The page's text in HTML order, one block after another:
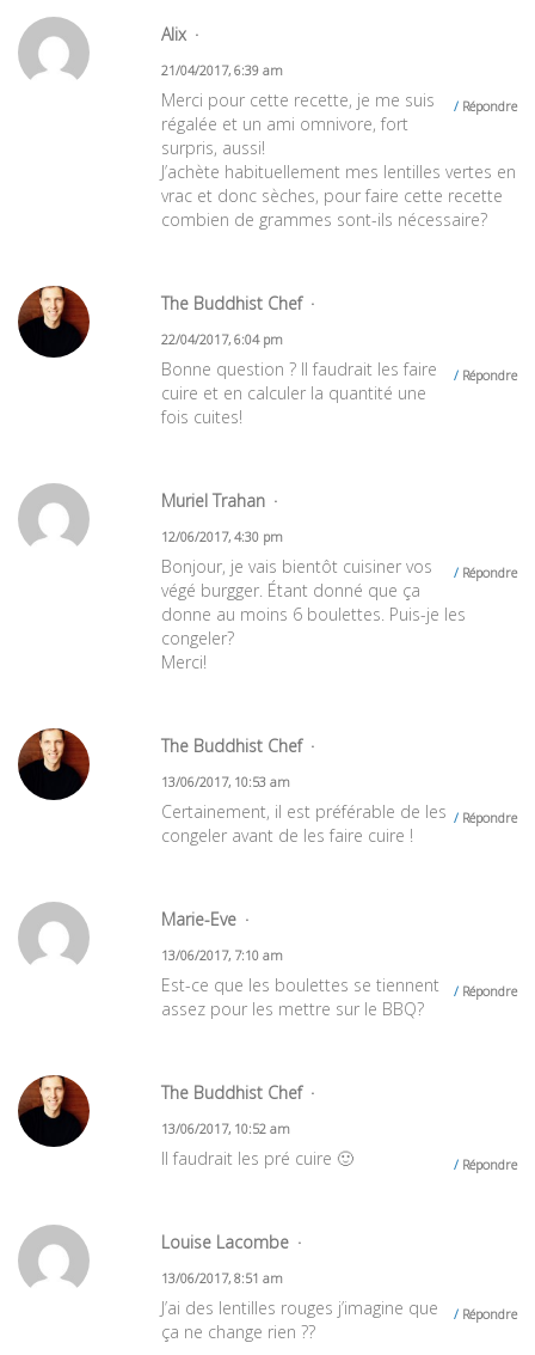
Alix
21/04/2017, 6:39 am
Répondre
Merci pour cette recette, je me suis
régalée et un ami omnivore, fort
surpris, aussi!
J’achète habituellement mes lentilles vertes en
vrac et donc sèches, pour faire cette recette
combien de grammes sont-ils nécessaire?
The Buddhist Chef
22/04/2017, 6:04 pm
Répondre
Bonne question ? Il faudrait les faire
cuire et en calculer la quantité une
fois cuites!
Muriel Trahan
12/06/2017, 4:30 pm
Répondre
Bonjour, je vais bientôt cuisiner vos
végé burgger. Étant donné que ça
donne au moins 6 boulettes. Puis-je les
congeler?
Merci!
The Buddhist Chef
13/06/2017, 10:53 am
Répondre
Certainement, il est préférable de les
congeler avant de les faire cuire !
Marie-Eve
13/06/2017, 7:10 am
Répondre
Est-ce que les boulettes se tiennent
assez pour les mettre sur le BBQ?
The Buddhist Chef
13/06/2017, 10:52 am
Répondre
Il faudrait les pré cuire 🙂
Louise Lacombe
13/06/2017, 8:51 am
Répondre
J’ai des lentilles rouges j’imagine que
ça ne change rien ??